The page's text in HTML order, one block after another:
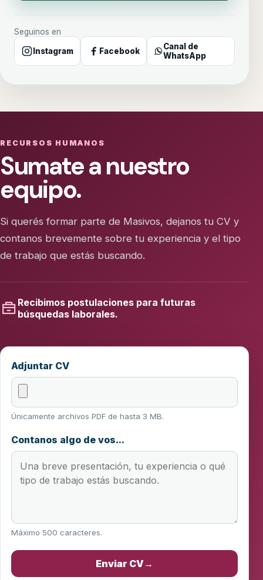
Seguinos en
Instagram Facebook
Canal de
WhatsApp
RECURSOS HUMANOS
Sumate a nuestro
equipo.
Si querés formar parte de Masivos, dejanos tu CV y
contanos brevemente sobre tu experiencia y el tipo
de trabajo que estás buscando.
Recibimos postulaciones para futuras
búsquedas laborales.
Adjuntar CV
Únicamente archivos PDF de hasta 3 MB.
Contanos algo de vos...
Máximo 500 caracteres.
Enviar CV→